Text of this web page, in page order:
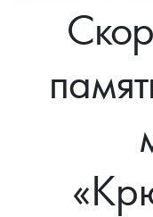
Инвестиционные монеты
Памятные монеты
Монеты Царской
Монеты стран мира
Монеты и жетоны ЗМД
Золотой червонец Сеятель
Как сделать заказ
Распродажа монет и
Итоги 2025 года.
Курс золота и серебра